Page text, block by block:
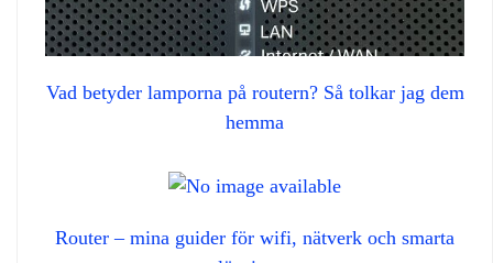
Vad betyder lamporna på routern? Så tolkar jag dem
hemma
Router – mina guider för wifi, nätverk och smarta